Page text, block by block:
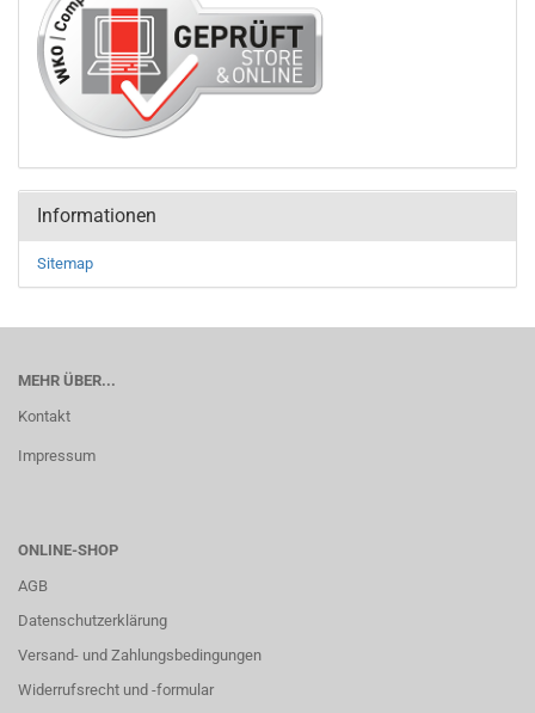
Informationen
Sitemap
MEHR ÜBER...
Kontakt
Impressum
ONLINE-SHOP
AGB
Datenschutzerklärung
Versand- und Zahlungsbedingungen
Widerrufsrecht und -formular